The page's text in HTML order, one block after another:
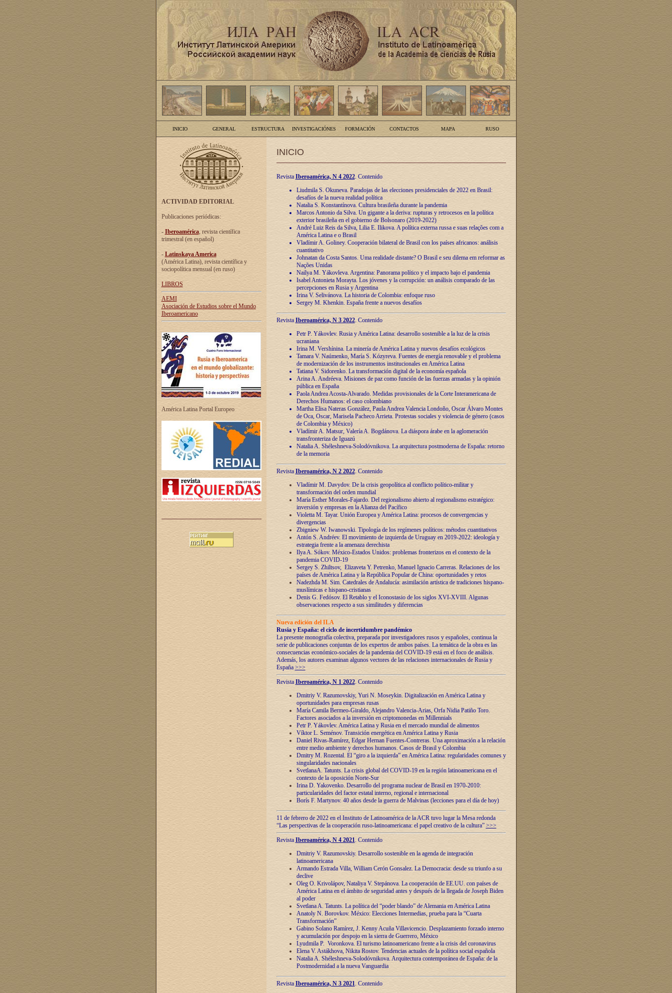
INICIO GENERAL ESTRUCTURA INVESTIGACIÓNES FORMACIÓN CONTACTOS MAPA RUSO
ACTIVIDAD EDITORIAL
Publicaciones periódicas:
- Iberoamérica, revista científica
trimestral (en español)
- Latinskaya America
(América Latina), revista científica y
sociopolítica mensual (en ruso)
LIBROS
AEMI
Asociación de Estudios sobre el Mundo
Iberoamericano
América Latina Portal Europeo
INICIO
Revista Iberoamérica, N 4 2022. Contenido
Liudmila S. Okuneva. Paradojas de las elecciones presidenciales de 2022 en Brasil:
desafíos de la nueva realidad política
Natalia S. Konstantínova. Cultura brasileña durante la pandemia
Marcos Antonio da Silva. Un gigante a la deriva: rupturas y retrocesos en la política
exterior brasileña en el gobierno de Bolsonaro (2019-2022)
André Luiz Reis da Silva, Lilia E. Ilikova. A política externa russa e suas relações com a
América Latina e o Brasil
Vladímir A. Goliney. Cooperación bilateral de Brasil con los países africanos: análisis
cuantitativo
Johnatan da Costa Santos. Uma realidade distante? O Brasil e seu dilema em reformar as
Nações Unidas
Nailya M. Yákovleva. Argentina: Panorama político y el impacto bajo el pandemia
Isabel Antonieta Morayta. Los jóvenes y la corrupción: un análisis comparado de las
percepciones en Rusia y Argentina
Irina V. Selivánova. La historia de Colombia: enfoque ruso
Sergey M. Khenkin. España frente a nuevos desafíos
Revista Iberoamérica, N 3 2022. Contenido
Petr P. Yákovlev. Rusia y América Latina: desarrollo sostenible a la luz de la crisis
ucraniana
Irina M. Vershínina. La minería de América Latina y nuevos desafíos ecológicos
Tamara V. Naúmenko, María S. Kózyreva. Fuentes de energía renovable y el problema
de modernización de los instrumentos institucionales en América Latina
Tatiana V. Sidorenko. La transformación digital de la economía española
Arina A. Andréeva. Misiones de paz como función de las fuerzas armadas y la opinión
pública en España
Paola Andrea Acosta-Alvarado. Medidas provisionales de la Corte Interamericana de
Derechos Humanos: el caso colombiano
Martha Elisa Nateras González, Paula Andrea Valencia Londoño, Oscar Álvaro Montes
de Oca, Oscar, Marisela Pacheco Arrieta. Protestas sociales y violencia de género (casos
de Colombia y México)
Vladímir A. Matsur, Valería A. Bogdánova. La diáspora árabe en la aglomeración
transfronteriza de Iguazú
Natalia A. Shéleshneva-Solodóvnikova. La arquitectura postmoderna de España: retorno
de la memoria
Revista Iberoamérica, N 2 2022. Contenido
Vladímir M. Davydov. De la crisis geopolítica al conflicto político-militar y
transformación del orden mundial
María Esther Morales-Fajardo. Del regionalismo abierto al regionalismo estratégico:
inversión y empresas en la Alianza del Pacífico
Violetta M. Tayar. Unión Europea y América Latina: procesos de convergencias y
divergencias
Zbigniew W. Iwanowski. Tipología de los regímenes políticos: métodos cuantitativos
Antón S. Andréev. El movimiento de izquierda de Uruguay en 2019-2022: ideología y
estrategia frente a la amenaza derechista
Ilya A. Sókov. México-Estados Unidos: problemas fronterizos en el contexto de la
pandemia COVID-19
Sergey S. Zhiltsov, Elizaveta Y. Petrenko, Manuel Ignacio Carreras. Relaciones de los
países de América Latina y la República Popular de China: oportunidades y retos
Nadezhda M. Sim. Catedrales de Andalucía: asimilación artística de tradiciones hispano-
muslímicas e hispano-cristianas
Denis G. Fedósov. El Retablo y el Iconostasio de los siglos XVI-XVIII. Algunas
observaciones respecto a sus similitudes y diferencias
Nueva edición del ILA
Rusia y España: el ciclo de incertidumbre pandémico
La presente monografía colectiva, preparada por investigadores rusos y españoles, continua la
serie de publicaciones conjuntas de los expertos de ambos países. La temática de la obra es las
consecuencias económico-sociales de la pandemia del COVID-19 está en el foco de análisis.
Además, los autores examinan algunos vectores de las relaciones internacionales de Rusia y
España >>>
Revista Iberoamérica, N 1 2022. Contenido
Dmitriy V. Razumovskiy, Yuri N. Moseykin. Digitalización en América Latina y
oportunidades para empresas rusas
María Camila Bermeo-Giraldo, Alejandro Valencia-Arias, Orfa Nidia Patiño Toro.
Factores asociados a la inversión en criptomonedas en Millennials
Petr P. Yákovlev. América Latina y Rusia en el mercado mundial de alimentos
Víktor L. Seménov. Transición energética en América Latina y Rusia
Daniel Rivas-Ramírez, Edgar Hernan Fuentes-Contreras. Una aproximación a la relación
entre medio ambiente y derechos humanos. Casos de Brasil y Colombia
Dmitry M. Rozental. El “giro a la izquierda” en América Latina: regularidades comunes y
singularidades nacionales
SvetlanaA. Tatunts. La crisis global del COVID-19 en la región latinoamericana en el
contexto de la oposición Norte-Sur
Irina D. Yakovenko. Desarrollo del programa nuclear de Brasil en 1970-2010:
particularidades del factor estatal interno, regional e internacional
Borís F. Martynov. 40 años desde la guerra de Malvinas (lecciones para el día de hoy)
11 de febrero de 2022 en el Instituto de Latinoamérica de la ACR tuvo lugar la Mesa redonda
“Las perspectivas de la cooperación ruso-latinoamericana: el papel creativo de la cultura” >>>
Revista Iberoamérica, N 4 2021. Contenido
Dmitriy V. Razumovskiy. Desarrollo sostenible en la agenda de integración
latinoamericana
Armando Estrada Villa, William Cerón Gonsalez. La Democracia: desde su triunfo a su
declive
Oleg O. Krivolápov, Nataliya V. Stepánova. La cooperación de EE.UU. con países de
América Latina en el ámbito de seguridad antes y después de la llegada de Joseph Biden
al poder
Svetlana A. Tatunts. La política del “poder blando” de Alemania en América Latina
Anatoly N. Borovkov. México: Elecciones Intermedias, prueba para la “Cuarta
Transformación”
Gabino Solano Ramírez, J. Kenny Acuña Villavicencio. Desplazamiento forzado interno
y acumulación por despojo en la sierra de Guerrero, México
Lyudmila P. Voronkova. El turismo latinoamericano frente a la crisis del coronavirus
Elena V. Astákhova, Nikita Rostov. Tendencias actuales de la política social española
Natalia A. Shéleshneva-Solodóvnikova. Arquitectura contemporánea de España: de la
Postmodernidad a la nueva Vanguardia
Revista Iberoamérica, N 3 2021. Contenido